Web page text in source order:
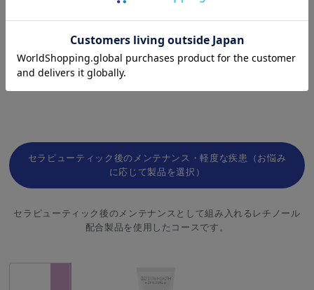
日焼け止め
プライマーSPF30
SPF50
セラピューティック後のメンテナンス・軽度な疾患（お悩み
に応じて製品を選択）
セラピューティック後のメンテナンスとして組み入れるレチノール
配合製品を使用したコースです。